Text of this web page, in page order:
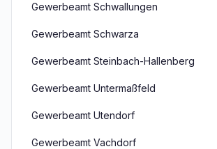
Gewerbeamt Schwallungen
Gewerbeamt Schwarza
Gewerbeamt Steinbach-Hallenberg
Gewerbeamt Untermaßfeld
Gewerbeamt Utendorf
Gewerbeamt Vachdorf